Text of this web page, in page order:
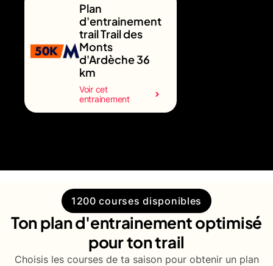
Plan
d'entrainement
trail Trail des
Monts
d'Ardèche 36
km
Voir cet
entrainement
1200 courses disponibles
Ton plan d'entrainement optimisé
pour ton trail
Choisis les courses de ta saison pour obtenir un plan